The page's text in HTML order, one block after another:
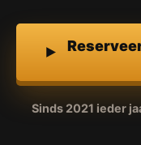
Sinds 2021 ieder